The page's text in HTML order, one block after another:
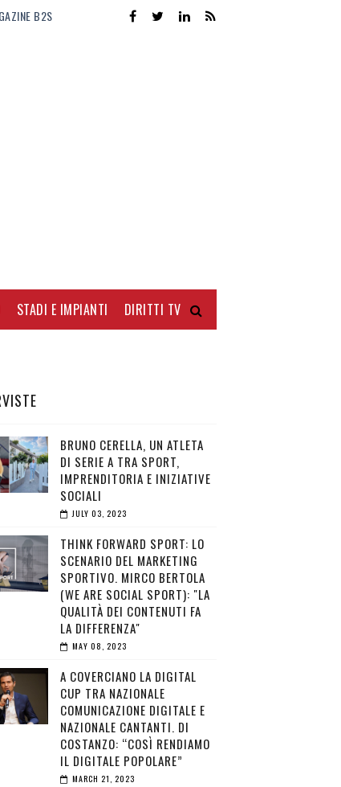
B2S
STADI E IMPIANTI DIRITTI TV
BRUNO CERELLA, UN ATLETA
DI SERIE A TRA SPORT,
IMPRENDITORIA E INIZIATIVE
SOCIALI
JULY 03, 2023
THINK FORWARD SPORT: LO
SCENARIO DEL MARKETING
SPORTIVO. MIRCO BERTOLA
(WE ARE SOCIAL SPORT): "LA
QUALITÀ DEI CONTENUTI FA
LA DIFFERENZA"
MAY 08, 2023
A COVERCIANO LA DIGITAL
CUP TRA NAZIONALE
COMUNICAZIONE DIGITALE E
NAZIONALE CANTANTI. DI
COSTANZO: “COSÌ RENDIAMO
IL DIGITALE POPOLARE”
MARCH 21, 2023